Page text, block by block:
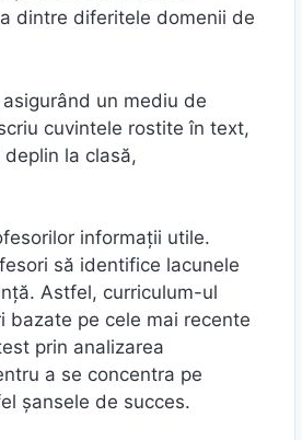
dintre diferitele domenii de
un mediu de
cuvintele rostite în text,
la clasă,
informații utile.
să identifice lacunele
Astfel, curriculum-ul
bazate pe cele mai recente
prin analizarea
a se concentra pe
șansele de succes.